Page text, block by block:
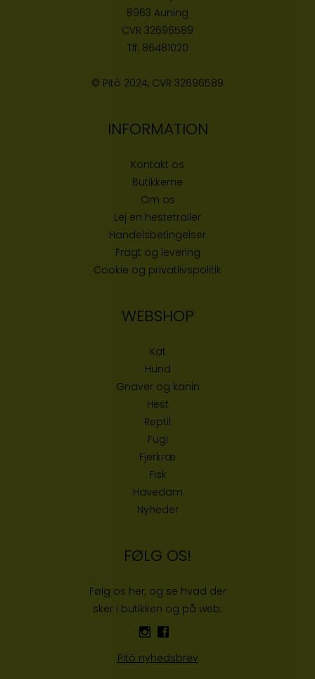
8963 Auning
CVR 32696589
Tlf: 86481020
© Pitó 2024, CVR 32696589
INFORMATION
Kontakt os
Butikkerne
Om os
Lej en hestetrailer
Handelsbetingelser
Fragt og levering
Cookie og privatlivspolitik
WEBSHOP
Kat
Hund
Gnaver og kanin
Hest
Reptil
Fugl
Fjerkræ
Fisk
Havedam
Nyheder
FØLG OS!
Følg os her, og se hvad der
sker i butikken og på web:
Pitó nyhedsbrev